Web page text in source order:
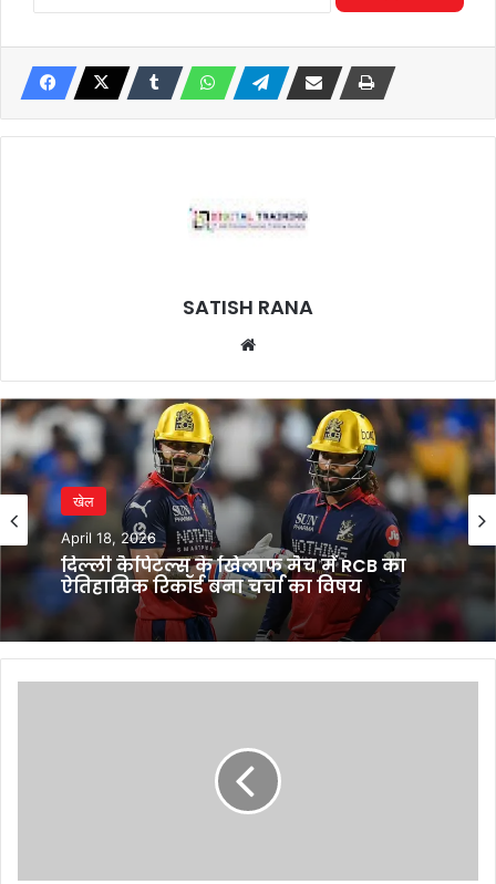
SATISH RANA
खेल
April 18, 2026
दिल्ली कैपिटल्स के खिलाफ मैच में RCB का
ऐतिहासिक रिकॉर्ड बना चर्चा का विषय
में